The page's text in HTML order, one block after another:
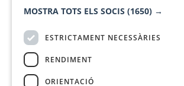
MOSTRA TOTS ELS SOCIS (1650) →
ESTRICTAMENT NECESSÀRIES
RENDIMENT
ORIENTACIÓ